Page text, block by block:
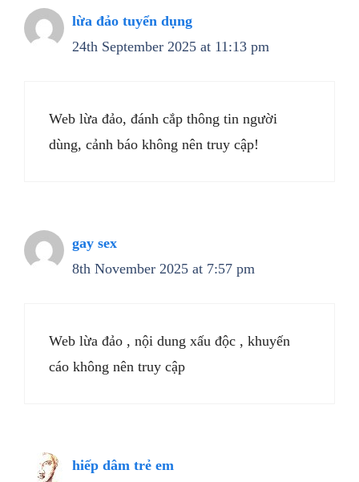
lừa đảo tuyển dụng
24th September 2025 at 11:13 pm
Web lừa đảo, đánh cắp thông tin người
dùng, cảnh báo không nên truy cập!
gay sex
8th November 2025 at 7:57 pm
Web lừa đảo , nội dung xấu độc , khuyến
cáo không nên truy cập
hiếp dâm trẻ em